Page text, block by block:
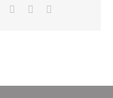
TumblrPinterest